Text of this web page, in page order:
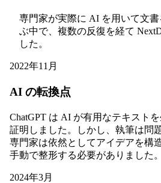
専門家が実際に AI を用いて文
ぶ中で、複数の反復を経て
した。
2022年11月
AI の転換点
ChatGPT は AI が有用なテキスト
証明しました。しかし、執筆は問
専門家は依然としてアイデアを構
手動で整形する必要がありました。
2024年3月